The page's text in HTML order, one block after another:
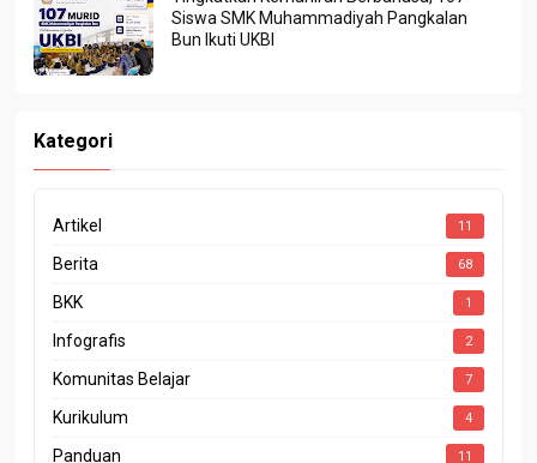
Siswa SMK Muhammadiyah Pangkalan
Bun Ikuti UKBI
Kategori
Artikel 11
Berita 68
BKK 1
Infografis 2
Komunitas Belajar 7
Kurikulum 4
Panduan 11